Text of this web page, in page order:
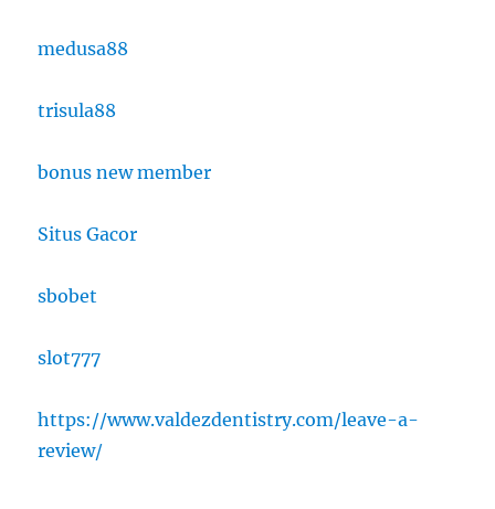
medusa88
trisula88
bonus new member
Situs Gacor
sbobet
slot777
https://www.valdezdentistry.com/leave-a-
review/